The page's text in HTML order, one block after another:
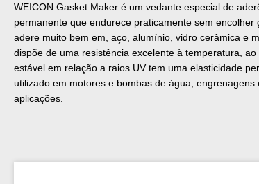
WEICON Gasket Maker é um vedante especial de
permanente que endurece praticamente sem
adere muito bem em, aço, alumínio, vidro cerâmica e
dispõe de uma resistência excelente à temperatura,
estável em relação a raios UV tem uma elasticidade
utilizado em motores e bombas de água,
aplicações.